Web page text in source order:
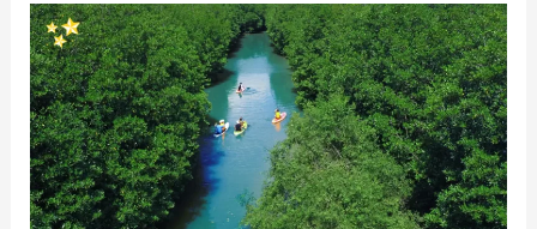
Quy
Nhơn
view
đẹp
khiến
bạn
thích